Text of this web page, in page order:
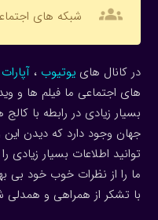
groups شبکه های
در کانال هاییوتیوب ، آپارات
های اجتماعی ما فیلم ها و
بسیار زیادی در رابطه با
جهان وجود دارد که دیدن
توانید اطلاعات بسیار زیادی
ما را از نظرات خوب خود بی
با تشکر از همراهی و همدلی